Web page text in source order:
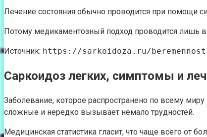
Лечение состояния обычно проводится при помощи
Потому медикаментозный подход проводится лишь
Источник: https://sarkoidoza.ru/
Саркоидоз легких, симптомы и
Заболевание, которое распространено по всему
сложные и нередко вызывает немало трудностей.
Медицинская статистика гласит, что чаще всего от